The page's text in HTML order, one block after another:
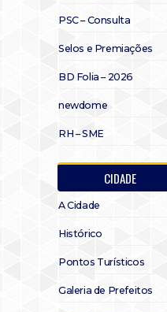
PSC – Consulta
Selos e Premiações
BD Folia – 2026
newdome
RH – SME
CIDADE
A Cidade
Histórico
Pontos Turísticos
Galeria de Prefeitos